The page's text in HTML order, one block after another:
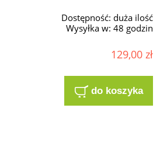
Dostępność: duża ilość
Wysyłka w: 48 godzin
129,00 zł
do koszyka